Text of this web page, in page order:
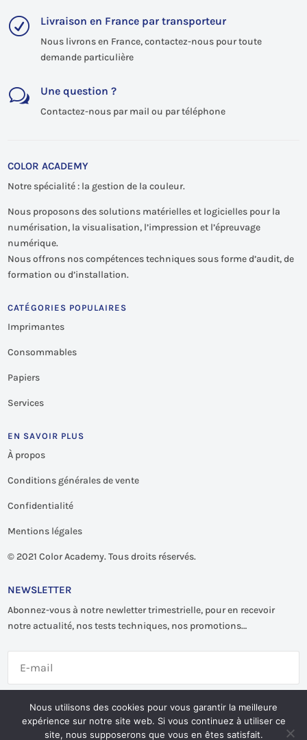
R Livraison en France par transporteur
Nous livrons en France, contactez-nous pour toute
demande particulière
w Une question ?
Contactez-nous par mail ou par téléphone
COLOR ACADEMY
Notre spécialité : la gestion de la couleur.
Nous proposons des solutions matérielles et logicielles pour la
numérisation, la visualisation, l’impression et l’épreuvage
numérique.
Nous offrons nos compétences techniques sous forme d’audit, de
formation ou d’installation.
CATÉGORIES POPULAIRES
Imprimantes
Consommables
Papiers
Services
EN SAVOIR PLUS
À propos
Conditions générales de vente
Confidentialité
Mentions légales
© 2021 Color Academy. Tous droits réservés.
NEWSLETTER
Abonnez-vous à notre newletter trimestrielle, pour en recevoir
notre actualité, nos tests techniques, nos promotions…
S'abonner
Nous utilisons des cookies pour vous garantir la meilleure
expérience sur notre site web. Si vous continuez à utiliser ce
site, nous supposerons que vous en êtes satisfait.